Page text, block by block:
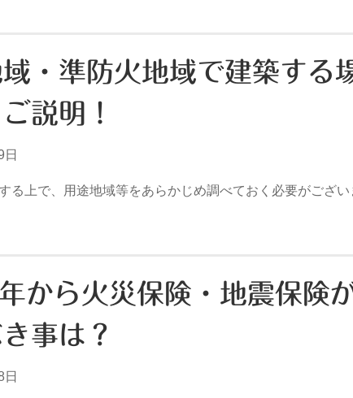
域・準防火地域で建築する
説明！
る上で、用途地域等をあらかじめ調べておく必要がござ
から火災保険・地震保険
事は？